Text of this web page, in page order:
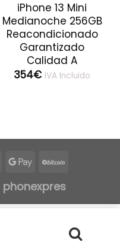
iPhone 13 Mini
Medianoche 256GB
Reacondicionado
Garantizado
Calidad A
354€ IVA Incluido
phonexpres